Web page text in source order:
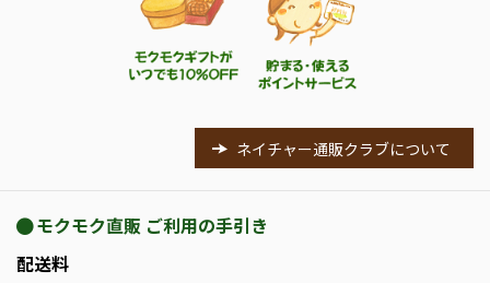
ネイチャー通販クラブについて
モクモク直販 ご利用の手引き
配送料